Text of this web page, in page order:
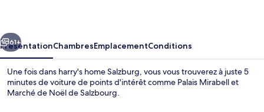
Suivant
61+
PrésentationChambresEmplacementConditions
Une fois dans harry's home Salzburg, vous vous trouverez à juste 5
minutes de voiture de points d'intérêt comme Palais Mirabell et
Marché de Noël de Salzbourg.